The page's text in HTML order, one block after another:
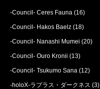
-Council- Ceres Fauna (16)
-Council- Hakos Baelz (18)
-Council- Nanashi Mumei (20)
-Council- Ouro Kronii (13)
-Council- Tsukumo Sana (12)
-holoX-ラプラス・ダークネス (3)